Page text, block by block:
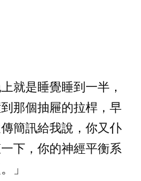
就是睡覺睡到一半，
那個抽屜的拉桿，早
簡訊給我說，你又仆
下，你的神經平衡系
」